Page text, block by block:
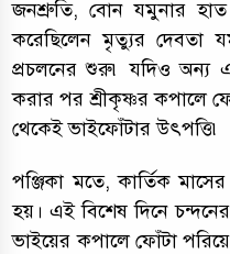
জনশ্রুতি, বোন যমুনার
করেছিলেন মৃত্যুর দেবতা
প্রচলনের শুরু৷ যদিও অন্য
করার পর শ্রীকৃষ্ণর কপালে
থেকেই ভাইফোঁটার উৎপত্তি৷
পঞ্জিকা মতে, কার্তিক
হয়। এই বিশেষ দিনে
ভাইয়ের কপালে ফোঁটা